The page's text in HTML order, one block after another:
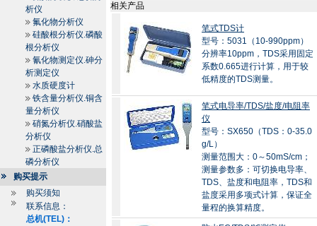
析仪
氟化物分析仪
硅酸根分析仪.磷酸
根分析仪
氰化物测定仪.砷分
析测定仪
水质硬度计
铁含量分析仪.铜含
量分析仪
硝氮分析仪.硝酸盐
分析仪
正磷酸盐分析仪.总
磷分析仪
购买提示
购买须知
联系信息：
总机(TEL)：
相关产品
笔式TDS计
型号：5031（10-990ppm）
分辨率10ppm，TDS采用固定
系数0.665进行计算，用于较
低精度的TDS测量。
笔式电导率/TDS/盐度/电阻率
仪
型号：SX650（TDS：0-35.0
g/L）
测量范围大：0～50mS/cm；
测量参数多：可切换电导率、
TDS、盐度和电阻率，TDS和
盐度采用多项式计算，保证全
量程的换算精度。